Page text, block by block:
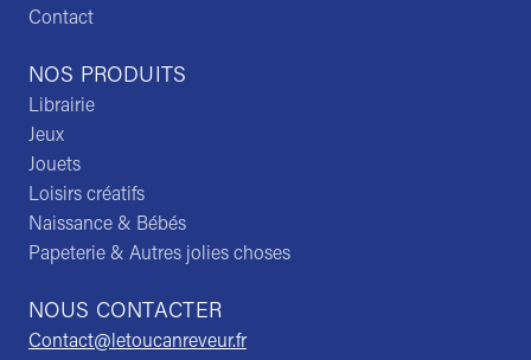
NOS PRODUITS
Librairie
Jeux
Jouets
Loisirs créatifs
Naissance & Bébés
Papeterie & Autres jolies choses
NOUS CONTACTER
Contact@letoucanreveur.fr
Contact